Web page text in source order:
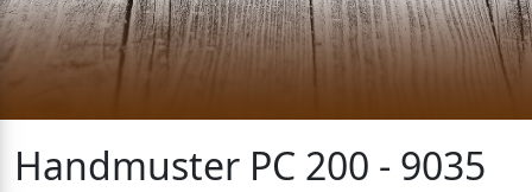
Handmuster PC 200 - 9035